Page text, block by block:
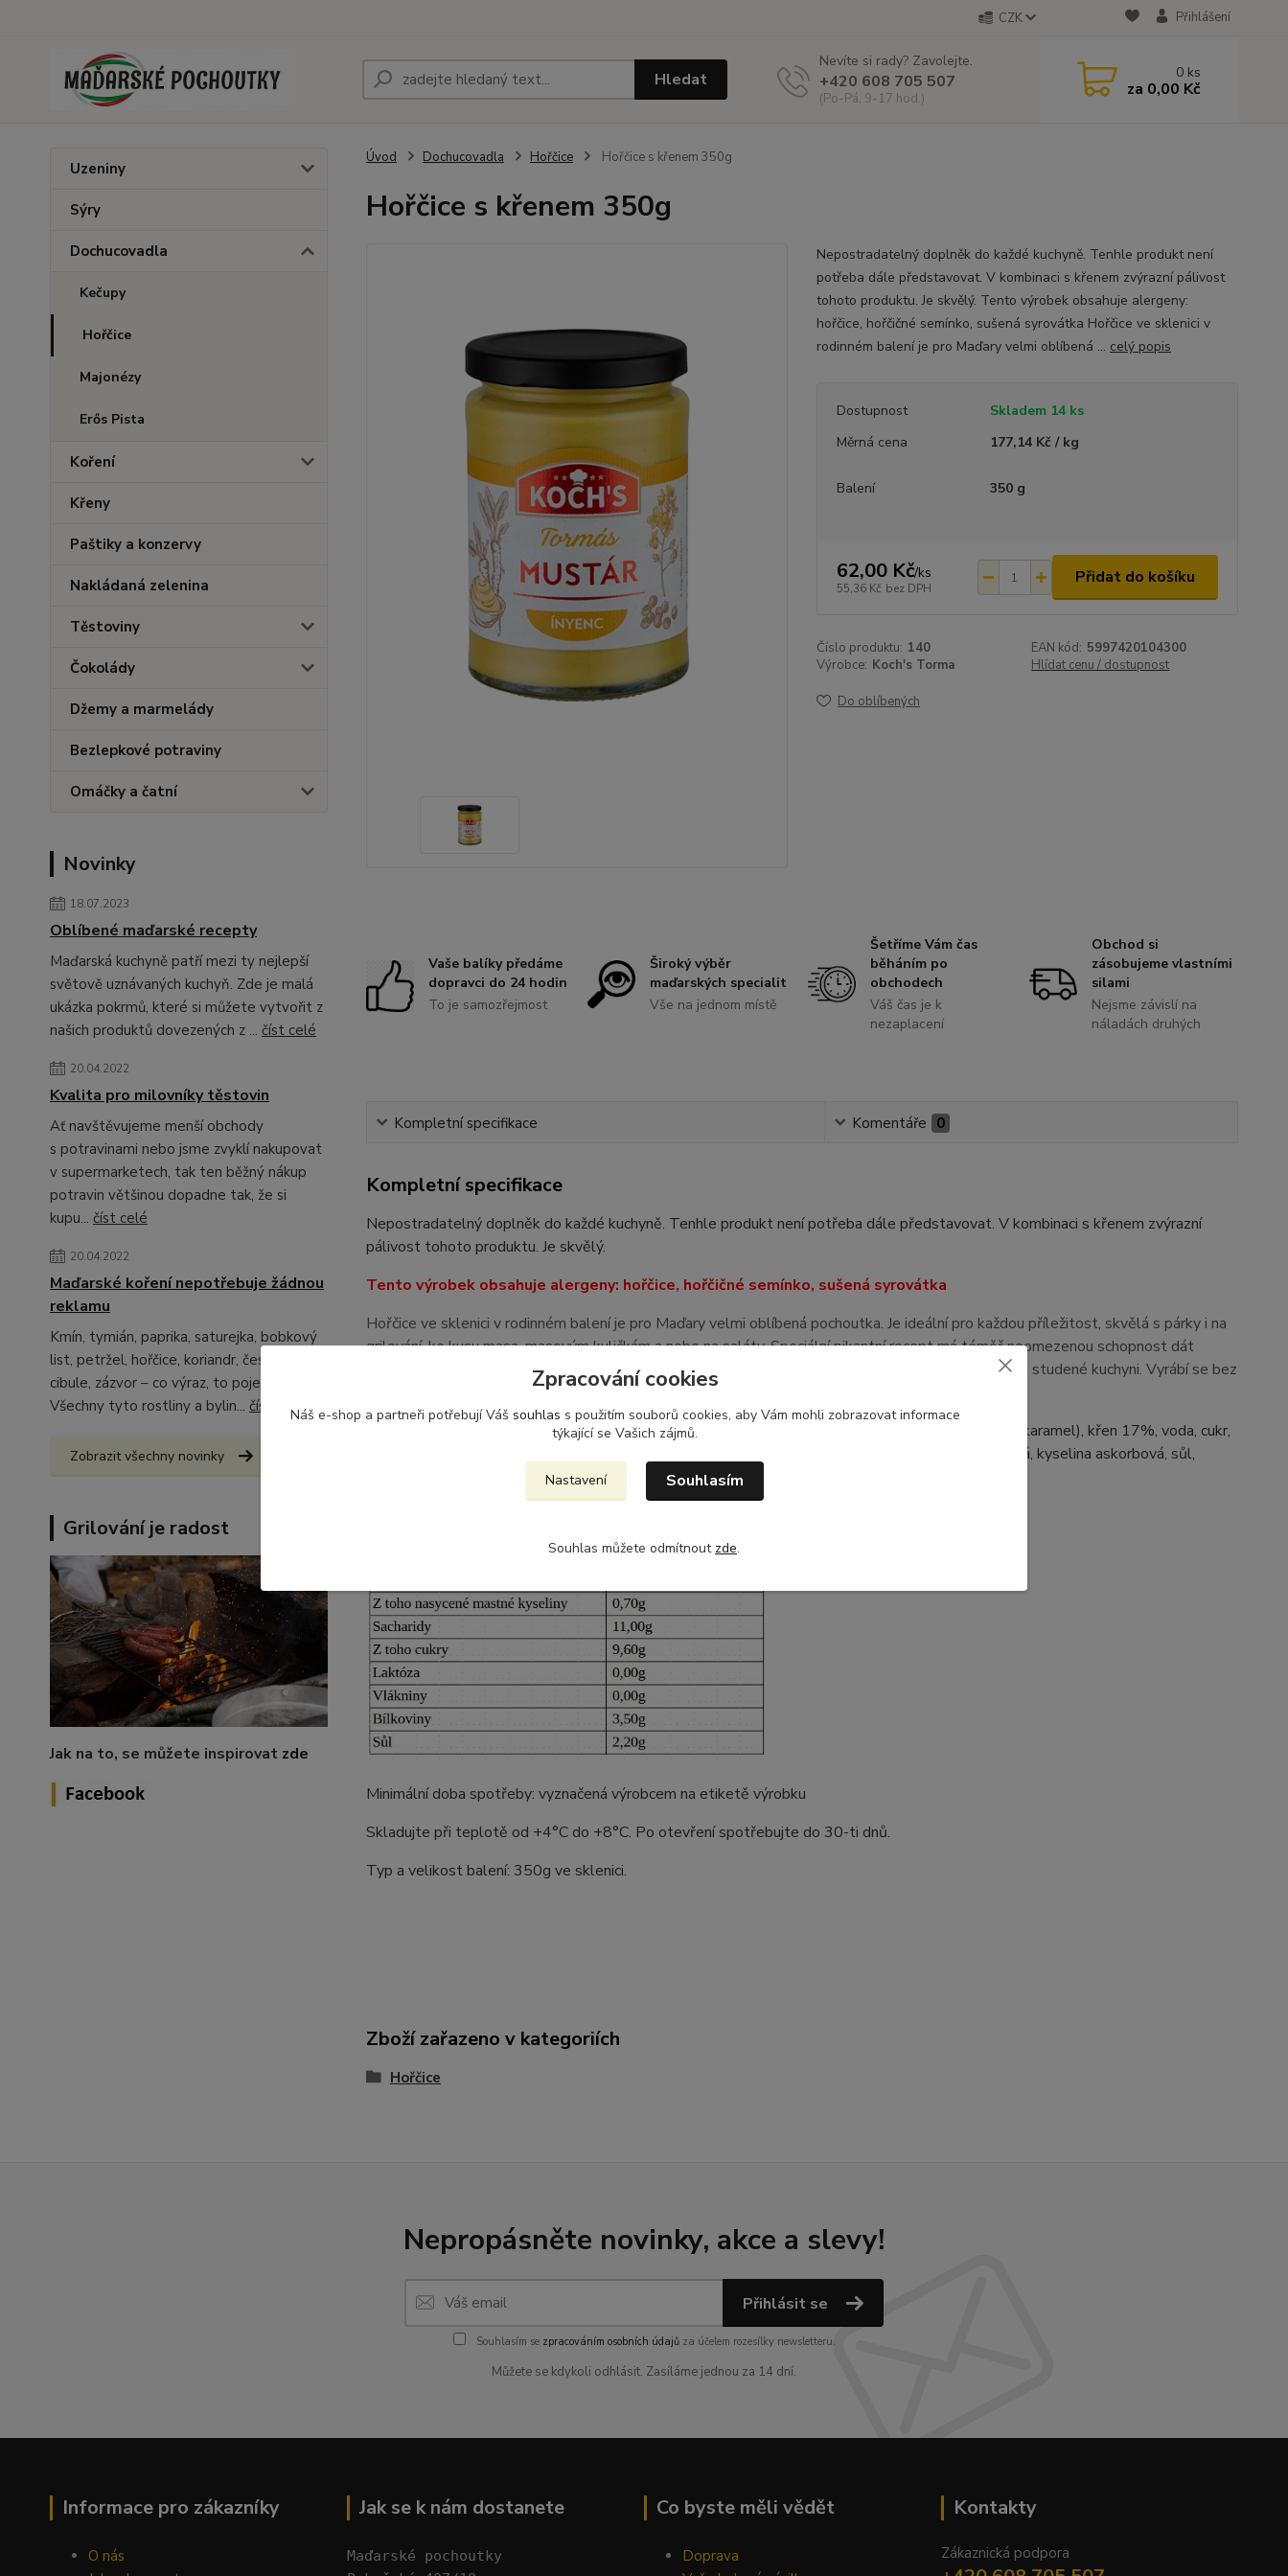
CZK Přihlášení
Hledat
Nevíte si rady? Zavolejte.
+420 608 705 507
(Po-Pá, 9-17 hod.)
0 ks
za 0,00 Kč
Uzeniny
Sýry
Dochucovadla
Kečupy
Hořčice
Majonézy
Erős Pista
Koření
Křeny
Paštiky a konzervy
Nakládaná zelenina
Těstoviny
Čokolády
Džemy a marmelády
Bezlepkové potraviny
Omáčky a čatní
Novinky
18.07.2023
Oblíbené maďarské recepty
Maďarská kuchyně patří mezi ty nejlepší
světově uznávaných kuchyň. Zde je malá
ukázka pokrmů, které si můžete vytvořit z
našich produktů dovezených z ... číst celé
20.04.2022
Kvalita pro milovníky těstovin
Ať navštěvujeme menší obchody
s potravinami nebo jsme zvyklí nakupovat
v supermarketech, tak ten běžný nákup
potravin většinou dopadne tak, že si
kupu... číst celé
20.04.2022
Maďarské koření nepotřebuje žádnou
reklamu
Kmín, tymián, paprika, saturejka, bobkový
list, petržel, hořčice, koriandr, česnek,
cibule, zázvor – co výraz, to pojem.
Všechny tyto rostliny a bylin... číst celé
Zobrazit všechny novinky
Grilování je radost
Jak na to, se můžete inspirovat zde
Úvod Dochucovadla Hořčice Hořčice s křenem 350g
Hořčice s křenem 350g
Nepostradatelný doplněk do každé kuchyně. Tenhle produkt není
potřeba dále představovat. V kombinaci s křenem zvýrazní pálivost
tohoto produktu. Je skvělý. Tento výrobek obsahuje alergeny:
hořčice, hořčičné semínko, sušená syrovátka Hořčice ve sklenici v
rodinném balení je pro Maďary velmi oblíbená ... celý popis
Dostupnost
Skladem 14 ks
Měrná cena
177,14 Kč / kg
Balení 350 g
62,00 Kč/ks
55,36 Kč bez DPH
Přidat do košíku
Číslo produktu: 140 EAN kód: 5997420104300
Výrobce: Koch's Torma Hlídat cenu / dostupnost
Do oblíbených
Vaše balíky předáme
dopravci do 24 hodin
To je samozřejmost
Široký výběr
maďarských specialit
Vše na jednom místě
Šetříme Vám čas
běháním po
obchodech
Váš čas je k
nezaplacení
Obchod si
zásobujeme vlastními
silami
Nejsme závislí na
náladách druhých
Kompletní specifikace Komentáře 0
Kompletní specifikace
Nepostradatelný doplněk do každé kuchyně. Tenhle produkt není potřeba dále představovat. V kombinaci s křenem zvýrazní
pálivost tohoto produktu. Je skvělý.
Tento výrobek obsahuje alergeny: hořčice, hořčičné semínko, sušená syrovátka
Hořčice ve sklenici v rodinném balení je pro Maďary velmi oblíbená pochoutka. Je ideální pro každou příležitost, skvělá s párky i na
grilování, ke kusu masa, masovým kuličkám a nebo na saláty. Speciální pikantní recept má téměř neomezenou schopnost dát
každému jídlu potřebný oheň. Jediným omezením je vaše představivost - ať se použije v teplé nebo studené kuchyni. Vyrábí se bez
umělých barviv a konzervačních látek.
hořčičné semínko 22%, ocet, cukr, sůl, koření, konzervant: E211, barvivo: karamel), křen 17%, voda, cukr,
koření, modif.škrob, zahušťovadlo: xantan, kyselina citronová, kyselina askorbová, sůl,
konzervant: E223, citronová šťáva z koncentrátu
Minimální doba spotřeby: vyznačená výrobcem na etiketě výrobku
Skladujte při teplotě od +4°C do +8°C. Po otevření spotřebujte do 30-ti dnů.
Typ a velikost balení: 350g ve sklenici.
Zboží zařazeno v kategoriích
Hořčice
Nepropásněte novinky, akce a slevy!
Přihlásit se
Souhlasím se zpracováním osobních údajůza účelem rozesílky newsletteru.
Můžete se kdykoli odhlásit. Zasíláme jednou za 14 dní.
Informace pro zákazníky
O nás
Jak se k nám dostanete
Maďarské pochoutky
Co byste měli vědět
Doprava
Kontakty
Zákaznická podpora
Zpracování cookies
Náš e-shop a partneři potřebují Váš souhlas s použitím souborů cookies, aby Vám mohli zobrazovat informace
týkající se Vašich zájmů.
Nastavení Souhlasím
Souhlas můžete odmítnout zde.